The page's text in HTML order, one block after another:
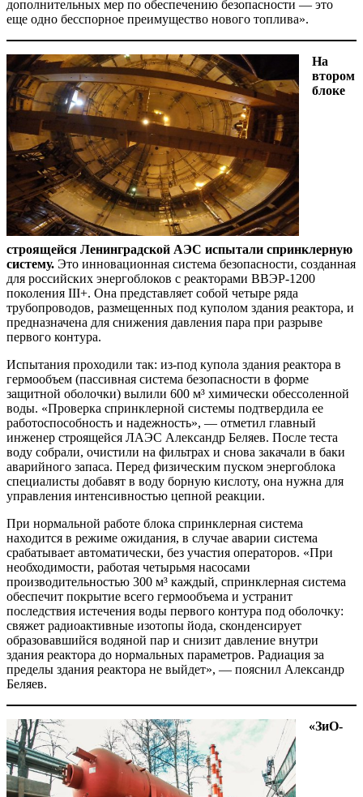
дополнительных мер по обеспечению безопасности — это
еще одно бесспорное преимущество нового топлива».
На
втором
блоке
строящейся Ленинградской АЭС испытали спринклерную
систему. Это инновационная система безопасности, созданная
для российских энергоблоков с реакторами ВВЭР-1200
поколения III+. Она представляет собой четыре ряда
трубопроводов, размещенных под куполом здания реактора, и
предназначена для снижения давления пара при разрыве
первого контура.
Испытания проходили так: из-под купола здания реактора в
гермообъем (пассивная система безопасности в форме
защитной оболочки) вылили 600 м³ химически обессоленной
воды. «Проверка спринклерной системы подтвердила ее
работоспособность и надежность», — отметил главный
инженер строящейся ЛАЭС Александр Беляев. После теста
воду собрали, очистили на фильтрах и снова закачали в баки
аварийного запаса. Перед физическим пуском энергоблока
специалисты добавят в воду борную кислоту, она нужна для
управления интенсивностью цепной реакции.
При нормальной работе блока спринклерная система
находится в режиме ожидания, в случае аварии система
срабатывает автоматически, без участия операторов. «При
необходимости, работая четырьмя насосами
производительностью 300 м³ каждый, спринклерная система
обеспечит покрытие всего гермообъема и устранит
последствия истечения воды первого контура под оболочку:
свяжет радиоактивные изотопы йода, сконденсирует
образовавшийся водяной пар и снизит давление внутри
здания реактора до нормальных параметров. Радиация за
пределы здания реактора не выйдет», — пояснил Александр
Беляев.
«ЗиО-